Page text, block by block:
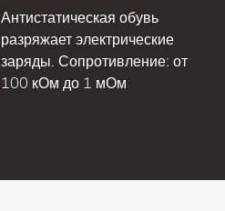
Антистатическая обувь
разряжает электрические
заряды. Сопротивление: от
100 кОм до 1 мОм